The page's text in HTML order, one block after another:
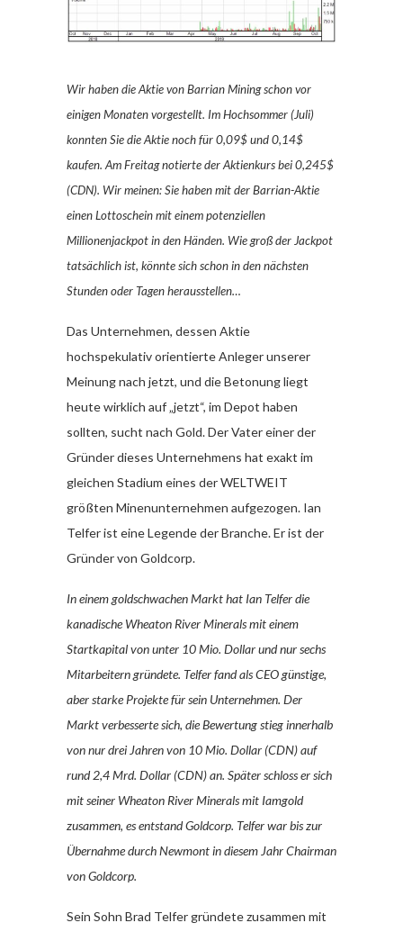
Wir haben die Aktie von Barrian Mining schon vor
einigen Monaten vorgestellt. Im Hochsommer (Juli)
konnten Sie die Aktie noch für 0,09$ und 0,14$
kaufen. Am Freitag notierte der Aktienkurs bei 0,245$
(CDN). Wir meinen: Sie haben mit der Barrian-Aktie
einen Lottoschein mit einem potenziellen
Millionenjackpot in den Händen. Wie groß der Jackpot
tatsächlich ist, könnte sich schon in den nächsten
Stunden oder Tagen herausstellen…
Das Unternehmen, dessen Aktie
hochspekulativ orientierte Anleger unserer
Meinung nach jetzt, und die Betonung liegt
heute wirklich auf „jetzt“, im Depot haben
sollten, sucht nach Gold. Der Vater einer der
Gründer dieses Unternehmens hat exakt im
gleichen Stadium eines der WELTWEIT
größten Minenunternehmen aufgezogen. Ian
Telfer ist eine Legende der Branche. Er ist der
Gründer von Goldcorp.
In einem goldschwachen Markt hat Ian Telfer die
kanadische Wheaton River Minerals mit einem
Startkapital von unter 10 Mio. Dollar und nur sechs
Mitarbeitern gründete. Telfer fand als CEO günstige,
aber starke Projekte für sein Unternehmen. Der
Markt verbesserte sich, die Bewertung stieg innerhalb
von nur drei Jahren von 10 Mio. Dollar (CDN) auf
rund 2,4 Mrd. Dollar (CDN) an. Später schloss er sich
mit seiner Wheaton River Minerals mit Iamgold
zusammen, es entstand Goldcorp. Telfer war bis zur
Übernahme durch Newmont in diesem Jahr Chairman
von Goldcorp.
Sein Sohn Brad Telfer gründete zusammen mit